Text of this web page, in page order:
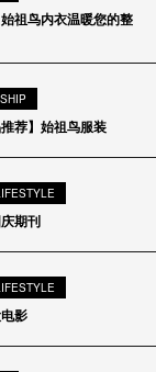
祖鸟内衣温暖您的整
荐】始祖鸟服装
期刊
影